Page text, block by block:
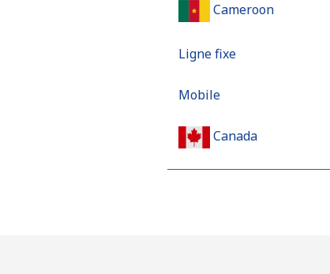
Cameroon
Ligne fixe
Mobile
Canada